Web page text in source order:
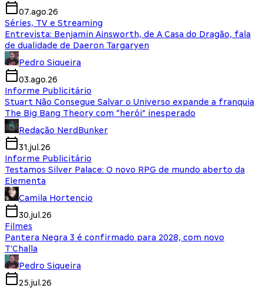
07.ago.26
Séries, TV e Streaming
Entrevista: Benjamin Ainsworth, de A Casa do Dragão, fala
de dualidade de Daeron Targaryen
Pedro Siqueira
03.ago.26
Informe Publicitário
Stuart Não Consegue Salvar o Universo expande a franquia
The Big Bang Theory com “herói” inesperado
Redação NerdBunker
31.jul.26
Informe Publicitário
Testamos Silver Palace: O novo RPG de mundo aberto da
Elementa
Camila Hortencio
30.jul.26
Filmes
Pantera Negra 3 é confirmado para 2028, com novo
T'Challa
Pedro Siqueira
25.jul.26